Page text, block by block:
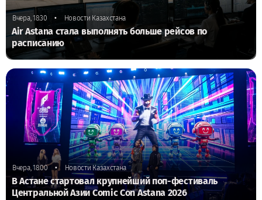
Вчера, 18:30 • Новости Казахстана
Air Astana стала выполнять больше рейсов по
расписанию
Вчера, 18:00 • Новости Казахстана
В Астане стартовал крупнейший поп-фестиваль
Центральной Азии Comic Con Astana 2026